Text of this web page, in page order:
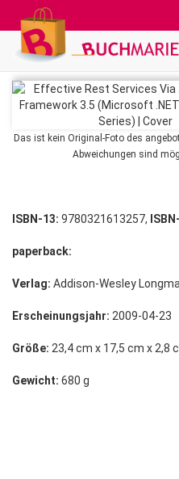
Das ist kein Original-Foto des
Abweichungen sind
ISBN-13: 9780321613257,
paperback:
Verlag: Addison-Wesley
Erscheinungsjahr: 2009-04-23
Größe: 23,4 cm x 17,5 cm x 2,8
Gewicht: 680 g